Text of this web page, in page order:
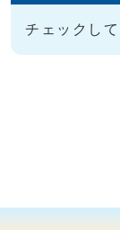
チェックし